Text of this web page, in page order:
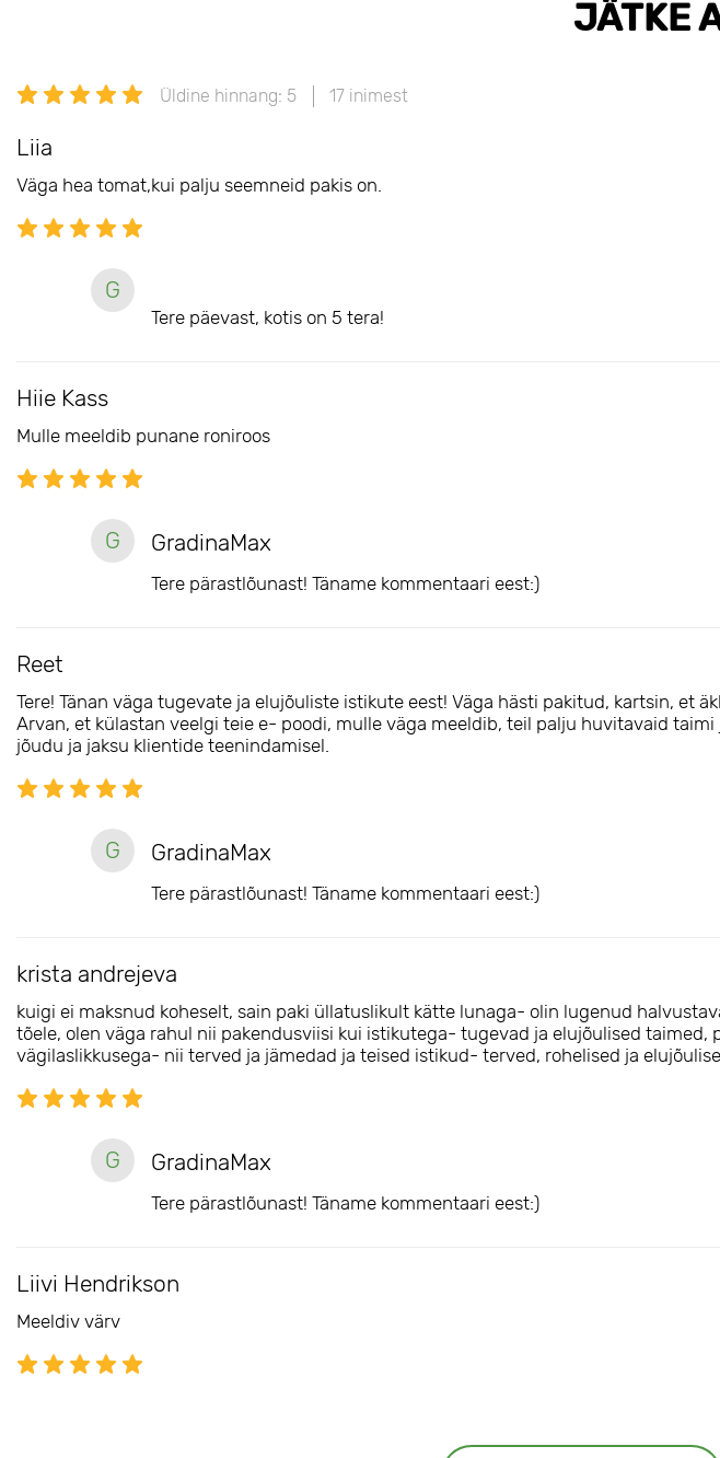
JÄTKE
Üldine hinnang: 5 17 inimest
Liia
Väga hea tomat,kui palju seemneid pakis on.
G
Tere päevast, kotis on 5 tera!
Hiie Kass
Mulle meeldib punane roniroos
G GradinaMax
Tere pärastlõunast! Täname kommentaari eest:)
Reet
Tere! Tänan väga tugevate ja elujõuliste istikute eest! Väga hästi pakitud, kartsin, et
Arvan, et külastan veelgi teie e- poodi, mulle väga meeldib, teil palju huvitavaid
jõudu ja jaksu klientide teenindamisel.
G GradinaMax
Tere pärastlõunast! Täname kommentaari eest:)
krista andrejeva
kuigi ei maksnud koheselt, sain paki üllatuslikult kätte lunaga- olin lugenud
tõele, olen väga rahul nii pakendusviisi kui istikutega- tugevad ja elujõulised
vägilaslikkusega- nii terved ja jämedad ja teised istikud- terved, rohelised ja
G GradinaMax
Tere pärastlõunast! Täname kommentaari eest:)
Liivi Hendrikson
Meeldiv värv